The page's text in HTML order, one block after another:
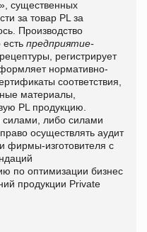
существенных
за товар PL за
Производство
предприятие-
регистрирует
нормативно-
соответствия,
материалы,
PL продукцию.
силами, либо силами
осуществлять аудит
фирмы-изготовителя с
по оптимизации бизнес
продукции Private